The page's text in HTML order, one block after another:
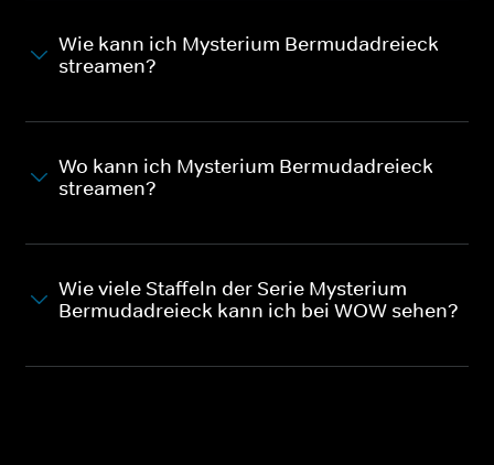
Wie kann ich Mysterium Bermudadreieck
streamen?
Wo kann ich Mysterium Bermudadreieck
streamen?
Wie viele Staffeln der Serie Mysterium
Bermudadreieck kann ich bei WOW sehen?